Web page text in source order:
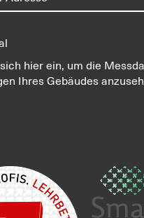
hier ein, um die
Ihres Gebäudes